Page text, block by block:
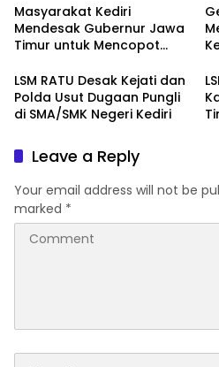
Marakanya Pungli dan
Korupsi di Cabang Dinas
Pendidikan Kediri
Masyarakat Kediri
Mendesak Gubernur Jawa
Timur untuk Mencopot
Carut Marutnya Pendidikan
di Kediri
LSM RATU Desak Kejati dan
Polda Usut Dugaan Pungli
di SMA/SMK Negeri Kediri
Leave a Reply
Your email address will not be
marked *